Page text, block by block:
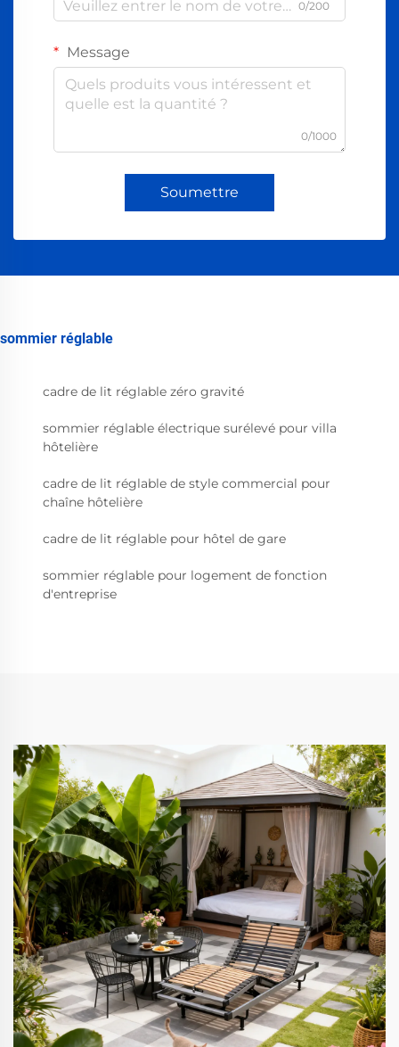
0/200
Message
0/1000
Soumettre
sommier réglable
cadre de lit réglable zéro gravité
sommier réglable électrique surélevé pour villa
hôtelière
cadre de lit réglable de style commercial pour
chaîne hôtelière
cadre de lit réglable pour hôtel de gare
sommier réglable pour logement de fonction
d'entreprise